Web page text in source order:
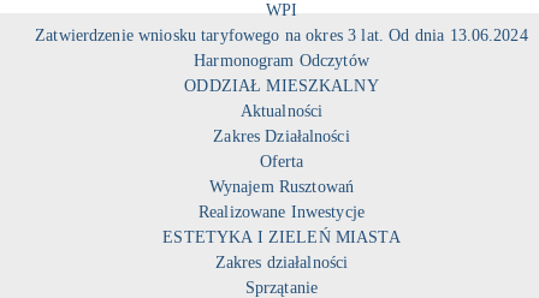
WPI
Zatwierdzenie wniosku taryfowego na okres 3 lat. Od dnia 13.06.2024
Harmonogram Odczytów
ODDZIAŁ MIESZKALNY
Aktualności
Zakres Działalności
Oferta
Wynajem Rusztowań
Realizowane Inwestycje
ESTETYKA I ZIELEŃ MIASTA
Zakres działalności
Sprzątanie